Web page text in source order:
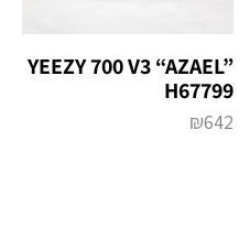
YEEZY 700 V3 “AZAEL”
H67799
₪642